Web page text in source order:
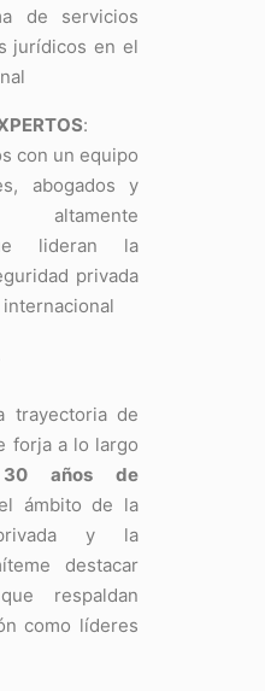
de servicios
jurídicos en el
:
con un equipo
abogados y
altamente
lideran la
privada
trayectoria de
forja a lo largo
30 años de
ámbito de la
privada y la
destacar
respaldan
como líderes